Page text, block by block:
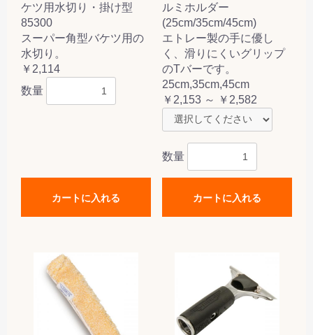
ケツ用水切り・掛け型
85300
スーパー角型バケツ用の
水切り。
￥2,114
数量
カートに入れる
ルミホルダー
(25cm/35cm/45cm)
エトレー製の手に優し
く、滑りにくいグリップ
のTバーです。
25cm,35cm,45cm
￥2,153 ～ ￥2,582
数量
カートに入れる